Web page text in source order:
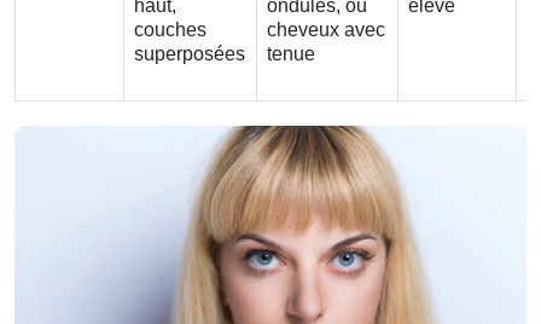
haut,
couches
superposées
ondulés, ou
cheveux avec
tenue
élevé